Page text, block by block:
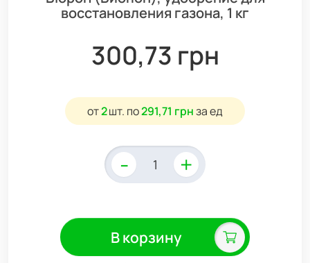
восстановления газона, 1 кг
300,73 грн
от2шт. по291,71 грнза ед
- +
В корзину